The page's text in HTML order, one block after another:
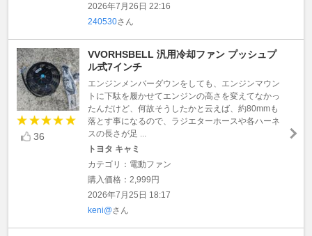
2026年7月26日 22:16
240530さん
36
VVORHSBELL 汎用冷却ファン プッシュプ
ル式7インチ
エンジンメンバーダウンをしても、エンジンマウン
トに下駄を履かせてエンジンの高さを変えてなかっ
たんだけど、何故そうしたかと云えば、約80mmも
落とす事になるので、ラジエターホースや各ハーネ
スの長さが足 ...
トヨタ キャミ
カテゴリ：電動ファン
購入価格：2,999円
2026年7月25日 18:17
keni@さん